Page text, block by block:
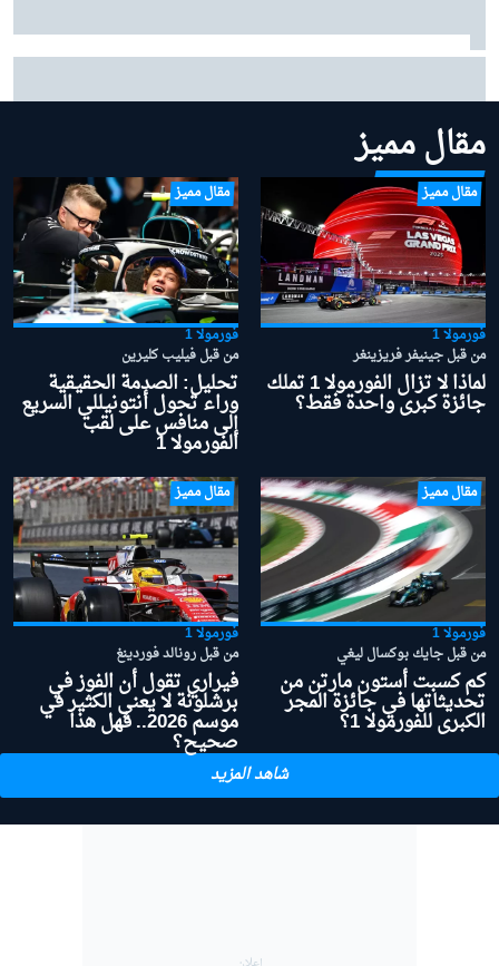
مرسيدس: "من المبكر جدًا" منح الأفضلية لأنتونيللي في
مقال مميز
مقال مميز
فورمولا 1
من قبل جينيفر فريزينغر
لماذا لا تزال الفورمولا 1 تملك
جائزة كبرى واحدة فقط؟
مقال مميز
فورمولا 1
من قبل فيليب كليرين
تحليل: الصدمة الحقيقية
وراء تحول أنتونيللي السريع
إلى منافس على لقب
الفورمولا 1
مقال مميز
فورمولا 1
من قبل جايك بوكسال ليغي
كم كسبت أستون مارتن من
تحديثاتها في جائزة المجر
الكبرى للفورمولا 1؟
مقال مميز
فورمولا 1
من قبل رونالد فوردينغ
فيراري تقول أن الفوز في
برشلونة لا يعني الكثير في
موسم 2026.. فهل هذا
صحيح؟
شاهد المزيد